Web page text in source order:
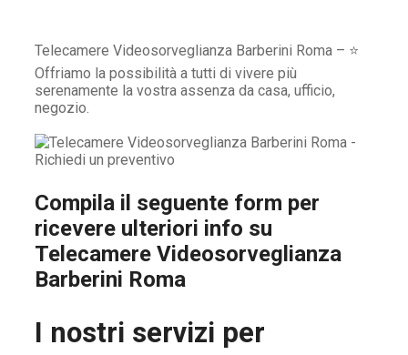
Telecamere Videosorveglianza Barberini Roma – ⭐
Offriamo la possibilità a tutti di vivere più
serenamente la vostra assenza da casa, ufficio,
negozio.
Compila il seguente form per
ricevere ulteriori info su
Telecamere Videosorveglianza
Barberini Roma
I nostri servizi per